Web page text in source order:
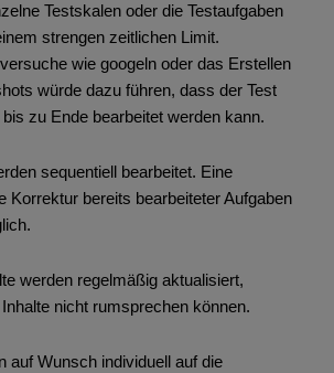
Testskalen oder die Testaufgaben
strengen zeitlichen Limit.
wie googeln oder das Erstellen
würde dazu führen, dass der Test
zu Ende bearbeitet werden kann.
sequentiell bearbeitet. Eine
Korrektur bereits bearbeiteter Aufgaben
werden regelmäßig aktualisiert,
nicht rumsprechen können.
auf Wunsch individuell auf die